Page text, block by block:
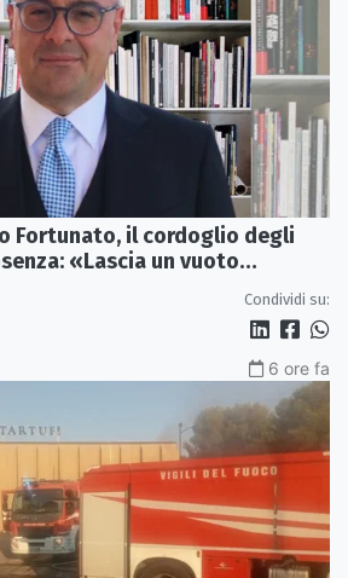
Fortunato, il cordoglio degli
«Lascia un vuoto
Condividi su:
6 ore fa